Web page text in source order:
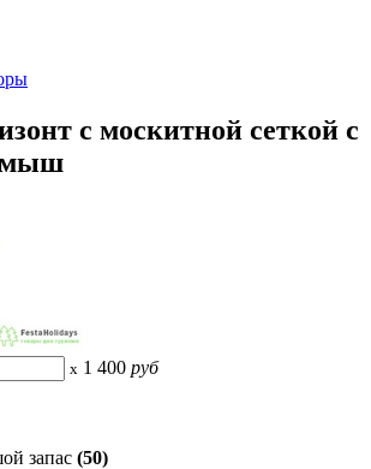
с москитной сеткой с
x 1 400 руб
запас (50)